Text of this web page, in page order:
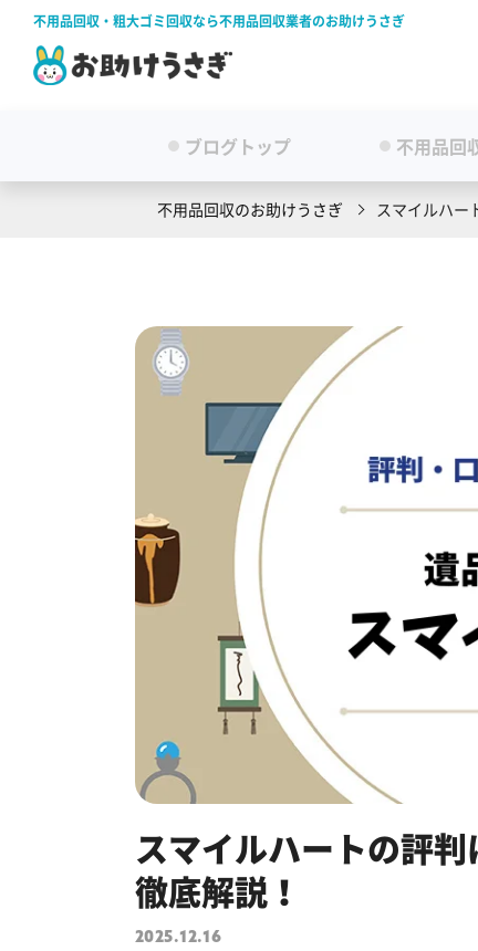
不用品回収・粗大ゴミ回収なら不用品回収業者のお助けうさぎ
ブログトップ 不用品回
不用品回収のお助けうさぎ スマイルハー
スマイルハートの評
徹底解説！
2025.12.16